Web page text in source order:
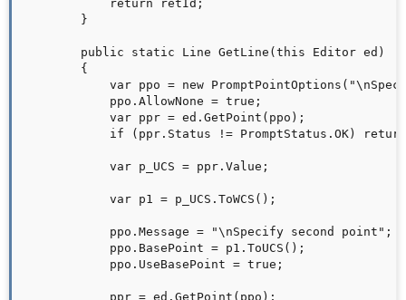
            return retId;
        }
        public static Line GetLine(this Editor ed)
        {
var ppo = new
            ppo.AllowNone = true;
            var ppr = ed.GetPoint(ppo);
if (ppr.Status != PromptStatus.OK)
            var p_UCS = ppr.Value;
            var p1 = p_UCS.ToWCS();
            ppo.Message = "\nSpecify second point";
            ppo.BasePoint = p1.ToUCS();
            ppo.UseBasePoint = true;
            ppr = ed.GetPoint(ppo);